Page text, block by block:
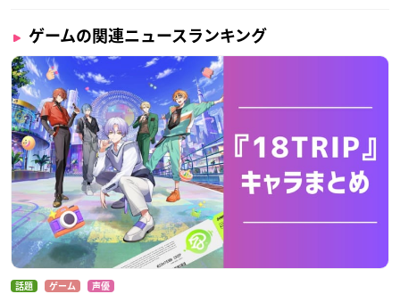
ゲームの関連ニュースランキング
話題 ゲーム 声優